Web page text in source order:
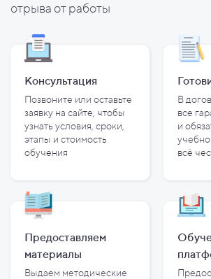
отрыва от работы
Консультация
Позвоните или оставьте
заявку на сайте, чтобы
узнать условия, сроки,
этапы и стоимость
обучения
В
все
и
всё
Предоставляем
материалы
Выдаем методические